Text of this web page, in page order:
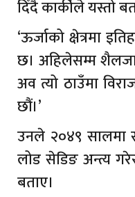
दिँदै कार्कीले यस्तो
‘ऊर्जाको क्षेत्रमा
छ। अहिलेसम्म शैलजा
अव त्यो ठाउँमा
छौं।’
उनले २०४९ सालमा
लोड सेडिङ अन्त्य
बताए।